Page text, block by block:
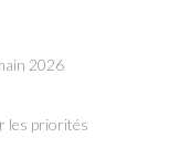
2026
les priorités